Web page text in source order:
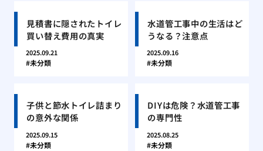
見積書に隠されたトイレ
買い替え費用の真実
2025.09.21
未分類
水道管工事中の生活はど
うなる？注意点
2025.09.16
未分類
子供と節水トイレ詰まり
の意外な関係
2025.09.15
未分類
DIYは危険？水道管工事
の専門性
2025.08.25
未分類